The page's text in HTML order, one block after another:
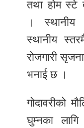
तथा होम स्टे
। स्थानीय
स्थानीय
रोजगारी
भनाई छ ।
गोदावरीको
घुम्नका लागि